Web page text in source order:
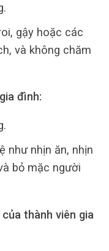
gậy hoặc các
và không chăm
đình:
như nhịn ăn, nhịn
bỏ mặc người
thành viên gia